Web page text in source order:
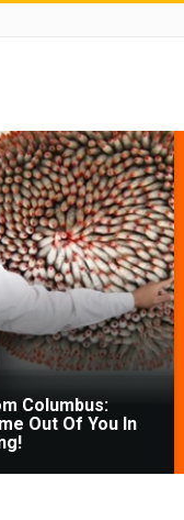
Columbus:
Out Of You In